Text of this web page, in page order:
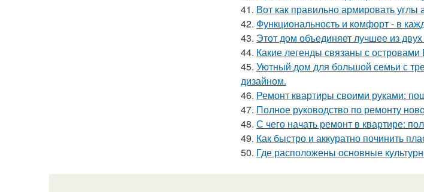
41. Вот как правильно армировать
42. Функциональность и комфорт - в
43. Этот дом объединяет лучшее из
44. Какие легенды связаны с островами
45. Уютный дом для большой семьи с
дизайном.
46. Ремонт квартиры своими руками:
47. Полное руководство по ремонту
48. С чего начать ремонт в квартире:
49. Как быстро и аккуратно починить
50. Где расположены основные